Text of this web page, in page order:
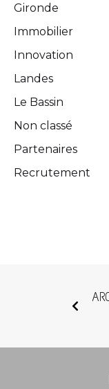
Gironde
Immobilier
Innovation
Landes
Le Bassin
Non classé
Partenaires
Recrutement